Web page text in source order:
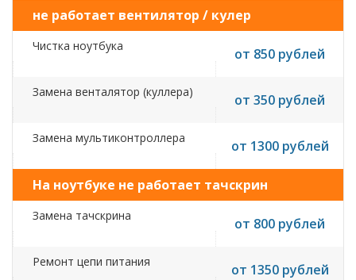
не работает вентилятор / кулер
Чистка ноутбука от 850 рублей
Замена венталятор (куллера) от 350 рублей
Замена мультиконтроллера от 1300 рублей
На ноутбуке не работает тачскрин
Замена тачскрина от 800 рублей
Ремонт цепи питания от 1350 рублей